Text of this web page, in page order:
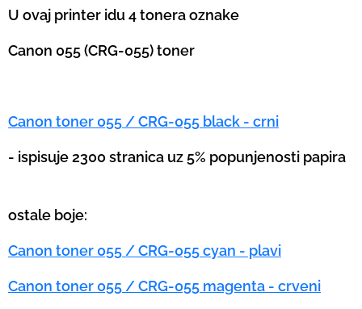
U ovaj printer idu 4 tonera oznake
Canon 055 (CRG-055) toner
Canon toner 055 / CRG-055 black - crni
- ispisuje 2300 stranica uz 5% popunjenosti papira
ostale boje:
Canon toner 055 / CRG-055cyan - plavi
Canon toner 055 / CRG-055 magenta - crveni